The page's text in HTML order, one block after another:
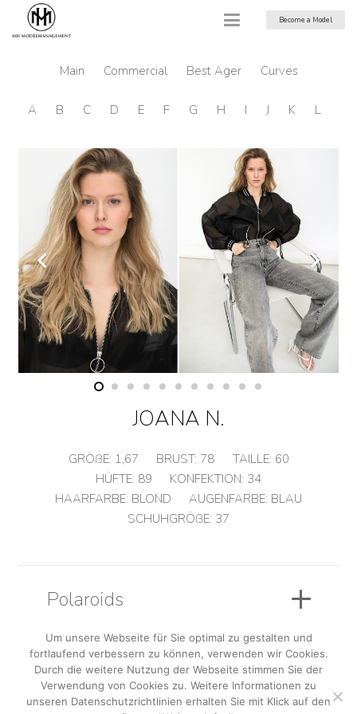
Become a Model
Main Commercial Best Ager Curves
A B C D E F G H I J K L
JOANA N.
GRÖßE: 1,67 BRUST: 78 TAILLE: 60
HÜFTE: 89 KONFEKTION: 34
HAARFARBE: BLOND AUGENFARBE: BLAU
SCHUHGRÖßE: 37
Polaroids
Sedcard
Um unsere Webseite für Sie optimal zu gestalten und
fortlaufend verbessern zu können, verwenden wir Cookies.
Durch die weitere Nutzung der Webseite stimmen Sie der
Verwendung von Cookies zu. Weitere Informationen zu
unseren Datenschutzrichtlinien erhalten Sie mit Klick auf den